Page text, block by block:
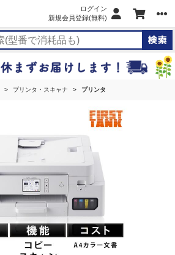
ログイン
新規会員登録(無料)
プリンタ・スキャナ プリンタ